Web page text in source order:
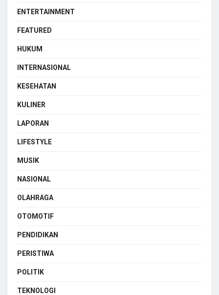
ENTERTAINMENT
FEATURED
HUKUM
INTERNASIONAL
KESEHATAN
KULINER
LAPORAN
LIFESTYLE
MUSIK
NASIONAL
OLAHRAGA
OTOMOTIF
PENDIDIKAN
PERISTIWA
POLITIK
TEKNOLOGI